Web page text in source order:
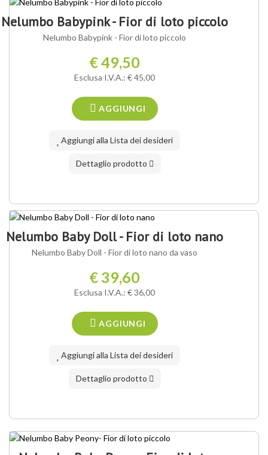
Nelumbo Babypink - Fior di loto piccolo
Nelumbo Babypink - Fior di loto piccolo
€ 49,50
Esclusa I.V.A.: € 45,00
AGGIUNGI
Aggiungi alla Lista dei desideri
Dettaglio prodotto
Nelumbo Baby Doll - Fior di loto nano
Nelumbo Baby Doll - Fior di loto nano da vaso
€ 39,60
Esclusa I.V.A.: € 36,00
AGGIUNGI
Aggiungi alla Lista dei desideri
Dettaglio prodotto